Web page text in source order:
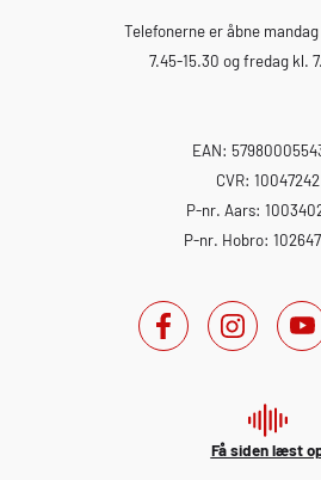
Telefonerne er åbne
7.45-15.30 og fredag kl.
EAN:
CVR: 10047242
P-nr. Aars:
P-nr. Hobro:
Få siden læst